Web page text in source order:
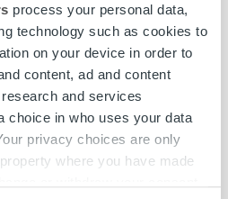
process your personal data,
technology such as cookies to
on your device in order to
content, ad and content
and services
choice in who uses your data
privacy choices are only
where you have made